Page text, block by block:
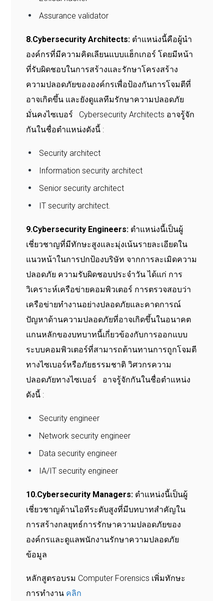
Assurance validator
8.Cybersecurity Architects: ตำแหน่งนี้คือผู้นำ
องค์กรที่มีความคิดเลียนแบบแฮ็กเกอร์ โดยมีหน้า
ที่รับผิดชอบในการสร้างและรักษาโครงสร้าง
ความปลอดภัยขององค์กรเพื่อป้องกันการโจมตีที่
อาจเกิดขึ้น และยังดูแลทีมรักษาความปลอดภัย
มั่นคงไซเบอร์ Cybersecurity Architects อาจรู้จัก
กันในชื่อตำแหน่งดังนี้ :
Security architect
Information security architect
Senior security architect
IT security architect.
9.Cybersecurity Engineers: ตำแหน่งนี้เป็นผู้
เชี่ยวชาญที่มีทักษะสูงและมุ่งเน้นรายละเอียดใน
แนวหน้าในการปกป้องบริษัท จากการละเมิดความ
ปลอดภัย ความรับผิดชอบประจำวัน ได้แก่ การ
วิเคราะห์เครือข่ายคอมพิวเตอร์ การตรวจสอบว่า
เครือข่ายทำงานอย่างปลอดภัยและคาดการณ์
ปัญหาด้านความปลอดภัยที่อาจเกิดขึ้นในอนาคต
แกนหลักของบทบาทนี้เกี่ยวข้องกับการออกแบบ
ระบบคอมพิวเตอร์ที่สามารถต้านทานการถูกโจมตี
ทางไซเบอร์หรือภัยธรรมชาติ วิศวกรความ
ปลอดภัยทางไซเบอร์ อาจรู้จักกันในชื่อตำแหน่ง
ดังนี้ :
Security engineer
Network security engineer
Data security engineer
IA/IT security engineer
10.Cybersecurity Managers: ตำแหน่งนี้เป็นผู้
เชี่ยวชาญด้านไอทีระดับสูงที่มีบทบาทสำคัญใน
การสร้างกลยุทธ์การรักษาความปลอดภัยของ
องค์กรและดูแลพนักงานรักษาความปลอดภัย
ข้อมูล
หลักสูตรอบรม Computer Forensics เพิ่มทักษะ
การทำงาน คลิก